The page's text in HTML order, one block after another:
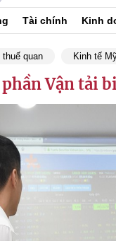
Tài chính Kinh
quan Kinh tế
Vận tải